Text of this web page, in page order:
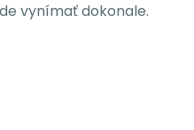
vynímať dokonale.